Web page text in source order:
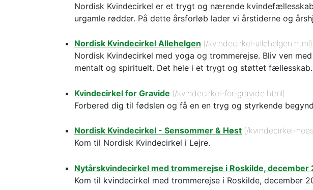
Nordisk Kvindecirkel er et trygt og nærende
urgamle rødder. På dette årsforløb lader vi årstiderne og
Nordisk Kvindecirkel Allehelgen (/kvindecirkel-allehelgen.html)
Nordisk Kvindecirkel med yoga og trommerejse. Bliv ven
mentalt og spirituelt. Det hele i et trygt og støttet fællesskab.
Kvindecirkel for Gravide (/kvindecirkel-for-gravide.html)
Forbered dig til fødslen og få en en tryg og styrkende
Nordisk Kvindecirkel - Sensommer & Høst (/kvindecirkel-
Kom til Nordisk Kvindecirkel i Lejre.
Nytårskvindecirkel med trommerejse i Roskilde, december
Kom til kvindecirkel med trommerejse i Roskilde, december